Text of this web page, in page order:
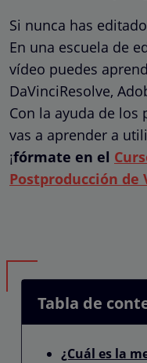
Si nunca has
En una escuela de
vídeo puedes
DaVinciResolve,
Con la ayuda de los
vas a aprender a
¡fórmate en el
Postproducción de
Tabla de
¿Cuál es la